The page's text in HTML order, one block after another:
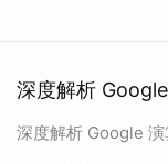
深度解析
深度解析 Google